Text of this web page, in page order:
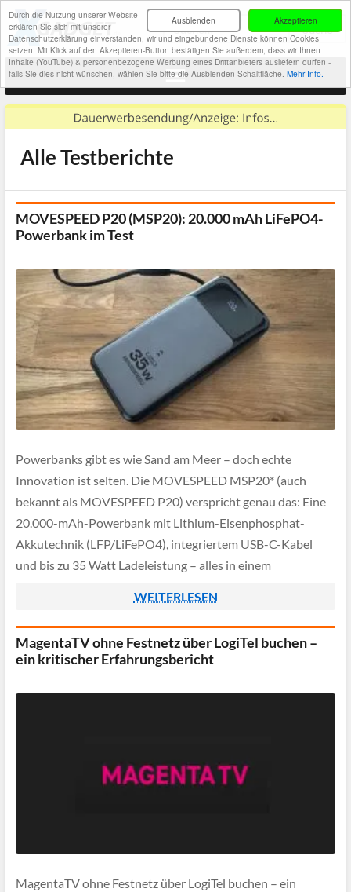
Akzeptieren
Ausblenden
Durch die Nutzung unserer Website
erklären Sie sich mit unserer
Datenschutzerklärung einverstanden, wir und eingebundene Dienste können Cookies
setzen. Mit Klick auf den Akzeptieren-Button bestätigen Sie außerdem, dass wir Ihnen
Inhalte (YouTube) & personenbezogene Werbung eines Drittanbieters ausliefern dürfen -
falls Sie dies nicht wünschen, wählen Sie bitte die Ausblenden-Schaltfläche. Mehr Info.
Alle Testberichte
MOVESPEED P20 (MSP20): 20.000 mAh LiFePO4-
Powerbank im Test
Powerbanks gibt es wie Sand am Meer – doch echte
Innovation ist selten. Die MOVESPEED MSP20* (auch
bekannt als MOVESPEED P20) verspricht genau das: Eine
20.000-mAh-Powerbank mit Lithium-Eisenphosphat-
Akkutechnik (LFP/LiFePO4), integriertem USB-C-Kabel
und bis zu 35 Watt Ladeleistung – alles in einem
Gerät ausführlich getestet und schauen uns genau an, […]
WEITERLESEN
MagentaTV ohne Festnetz über LogiTel buchen –
ein kritischer Erfahrungsbericht
MagentaTV ohne Festnetz über LogiTel buchen – ein